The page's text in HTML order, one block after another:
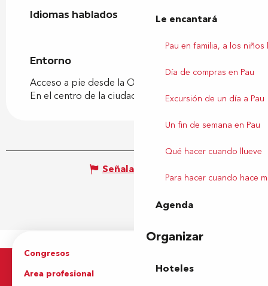
Le encantará
Pau en familia, a los niños
Día de compras en Pau
Excursión de un día a Pau
Un fin de semana en Pau
Qué hacer cuando llueve
Para hacer cuando hace
Agenda
Organizar
Hoteles
Idiomas hablados
Idiomas hablados
Entorno
Entorno
Acceso a pie desde la Oficina de Turismo
En el centro de la ciudad
Señalar un error
Congresos
Area profesional
Prensa